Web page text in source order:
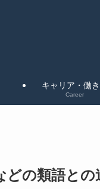
キャリア・働
Career
どの類語と